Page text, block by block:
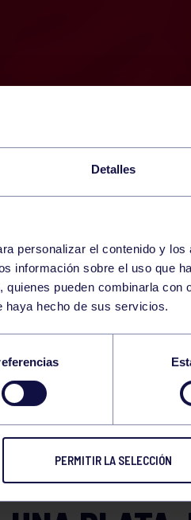
Detalles
personalizar el contenido y
información sobre el uso que
pueden combinarla con
haya hecho de sus servicios.
PERMITIR LA SELECCIÓN
DE